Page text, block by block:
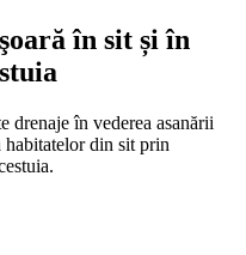
în sit și în
drenaje în vederea asanării
habitatelor din sit prin